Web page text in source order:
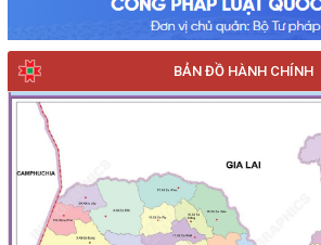
BẢN ĐỒ HÀNH CHÍNH